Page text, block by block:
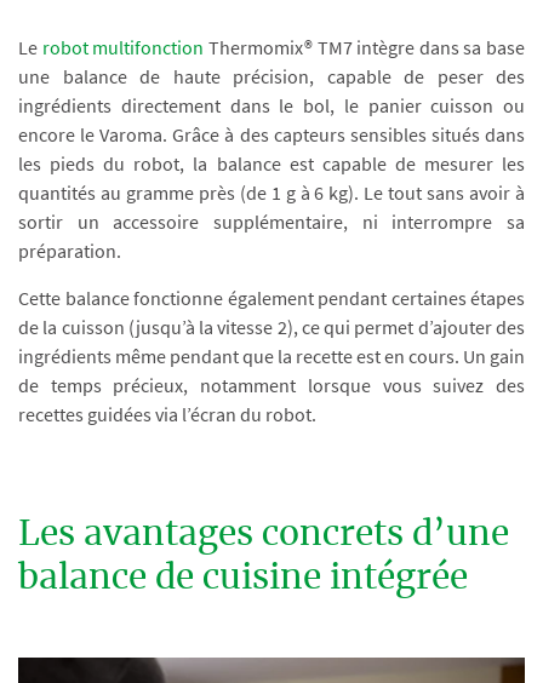
Le robot multifonction Thermomix® TM7 intègre dans sa base
une balance de haute précision, capable de peser des
ingrédients directement dans le bol, le panier cuisson ou
encore le Varoma. Grâce à des capteurs sensibles situés dans
les pieds du robot, la balance est capable de mesurer les
quantités au gramme près (de 1 g à 6 kg). Le tout sans avoir à
sortir un accessoire supplémentaire, ni interrompre sa
préparation.
Cette balance fonctionne également pendant certaines étapes
de la cuisson (jusqu’à la vitesse 2), ce qui permet d’ajouter des
ingrédients même pendant que la recette est en cours. Un gain
de temps précieux, notamment lorsque vous suivez des
recettes guidées via l’écran du robot.
Les avantages concrets d’une
balance de cuisine intégrée